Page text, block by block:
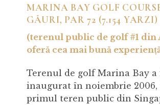
MARINA BAY GOLF
GĂURI, PAR 72 (7.154 YARZI)
(terenul public de golf #1 din
oferă cea mai bună
Terenul de golf Marina Bay a
inaugurat în noiembrie 2006,
primul teren public din